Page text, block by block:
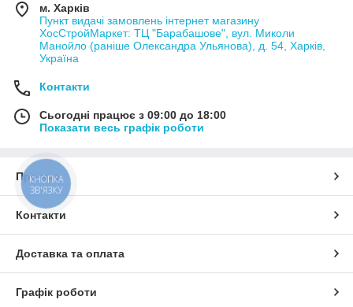
м. Харків
Пункт видачі замовлень інтернет магазину
ХосСтройМаркет: ТЦ "Барабашове", вул. Миколи
Манойло (раніше Олександра Ульянова), д. 54, Харків,
Україна
Контакти
Сьогодні працює з 09:00 до 18:00
Показати весь графік роботи
Про нас
Контакти
Доставка та оплата
Графік роботи
КНОПКА
ЗВ'ЯЗКУ